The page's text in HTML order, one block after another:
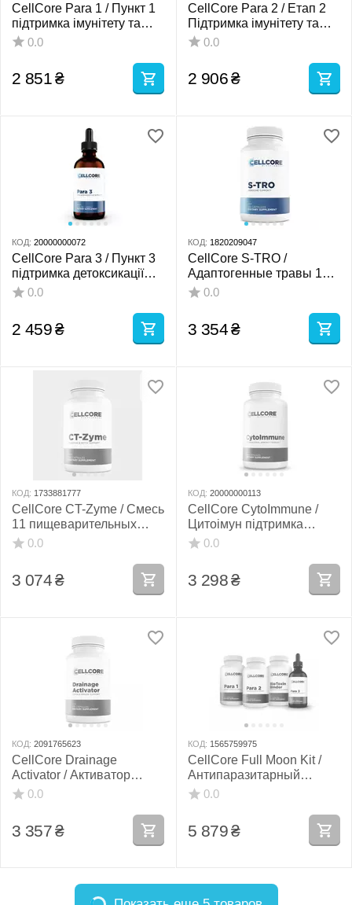
CellCore Para 1 / Пункт 1
підтримка імунітету та
травлення 120 капсул
0.0
2 851₴
CellCore Para 2 / Етап 2
Підтримка імунітету та
кишкового мІкробІома
0.0
2 906₴
КОД: 20000000072
CellCore Para 3 / Пункт 3
підтримка детоксикації
організму та кишкового
0.0
2 459₴
КОД: 1820209047
CellCore S-TRO /
Адаптогенные травы 120
капсул
0.0
3 354₴
КОД: 1733881777
CellCore CT-Zyme / Смесь
11 пищеварительных
ферментов 120 капсул
0.0
3 074₴
КОД: 20000000113
CellCore CytoImmune /
Цитоімун підтримка
здорової имунної та
0.0
3 298₴
КОД: 2091765623
CellCore Drainage
Activator / Активатор
дренажу та детоксикації
0.0
3 357₴
КОД: 1565759975
CellCore Full Moon Kit /
Антипаразитарный
комплекс Фул Мун
0.0
5 879₴